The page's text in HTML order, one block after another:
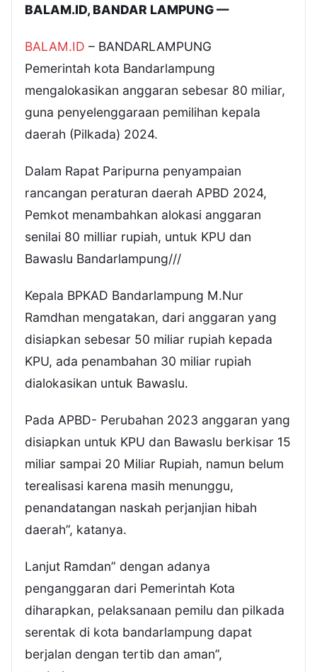
BALAM.ID, BANDAR LAMPUNG —
BALAM.ID – BANDARLAMPUNG
Pemerintah kota Bandarlampung
mengalokasikan anggaran sebesar 80 miliar,
guna penyelenggaraan pemilihan kepala
daerah (Pilkada) 2024.
Dalam Rapat Paripurna penyampaian
rancangan peraturan daerah APBD 2024,
Pemkot menambahkan alokasi anggaran
senilai 80 milliar rupiah, untuk KPU dan
Bawaslu Bandarlampung///
Kepala BPKAD Bandarlampung M.Nur
Ramdhan mengatakan, dari anggaran yang
disiapkan sebesar 50 miliar rupiah kepada
KPU, ada penambahan 30 miliar rupiah
dialokasikan untuk Bawaslu.
Pada APBD- Perubahan 2023 anggaran yang
disiapkan untuk KPU dan Bawaslu berkisar 15
miliar sampai 20 Miliar Rupiah, namun belum
terealisasi karena masih menunggu,
penandatangan naskah perjanjian hibah
daerah”, katanya.
Lanjut Ramdan” dengan adanya
penganggaran dari Pemerintah Kota
diharapkan, pelaksanaan pemilu dan pilkada
serentak di kota bandarlampung dapat
berjalan dengan tertib dan aman”,